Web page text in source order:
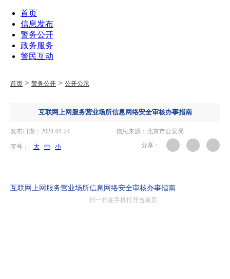
首页
信息发布
警务公开
政务服务
警民互动
首页 > 警务公开 > 公开公示
互联网上网服务营业场所信息网络安全审核办事指南
发布日期：2024-01-24 信息来源：北京市公安局
字号： 大 中 小 分享：
互联网上网服务营业场所信息网络安全审核办事指南
扫一扫在手机打开当前页